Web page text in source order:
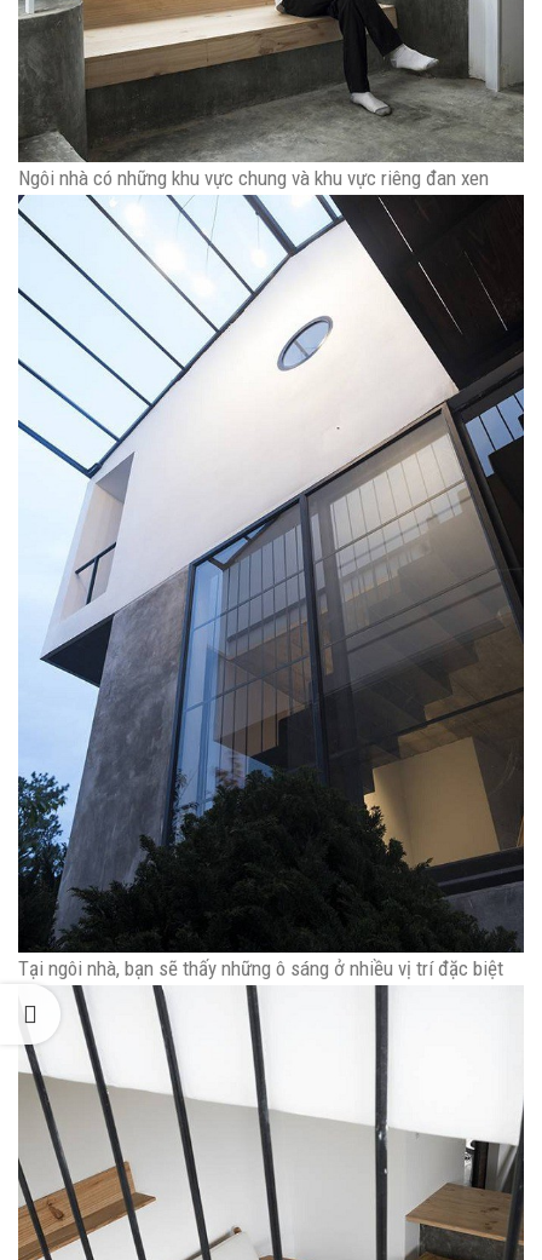
Ngôi nhà có những khu vực chung và khu vực riêng đan xen
Tại ngôi nhà, bạn sẽ thấy những ô sáng ở nhiều vị trí đặc biệt